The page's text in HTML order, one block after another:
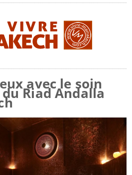
avec le soin
Riad Andalla